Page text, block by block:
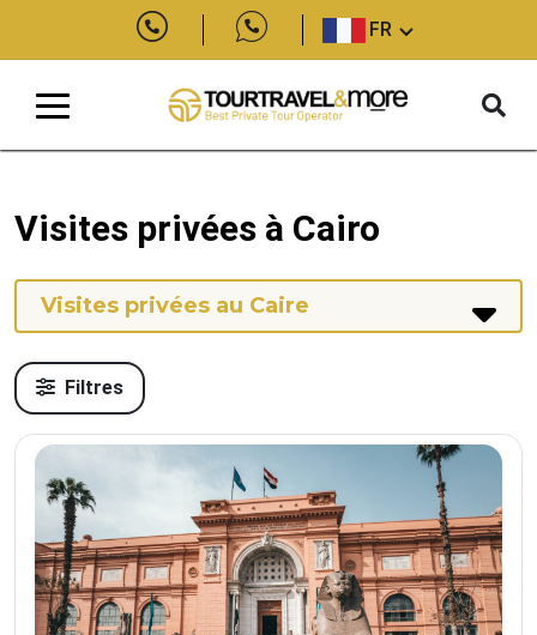
FR
Visites privées à Cairo
Visites privées au Caire
Filtres